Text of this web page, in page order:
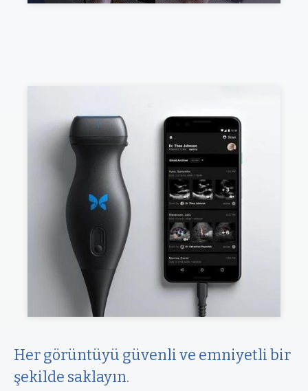
Her görüntüyü güvenli ve emniyetli bir
şekilde saklayın.